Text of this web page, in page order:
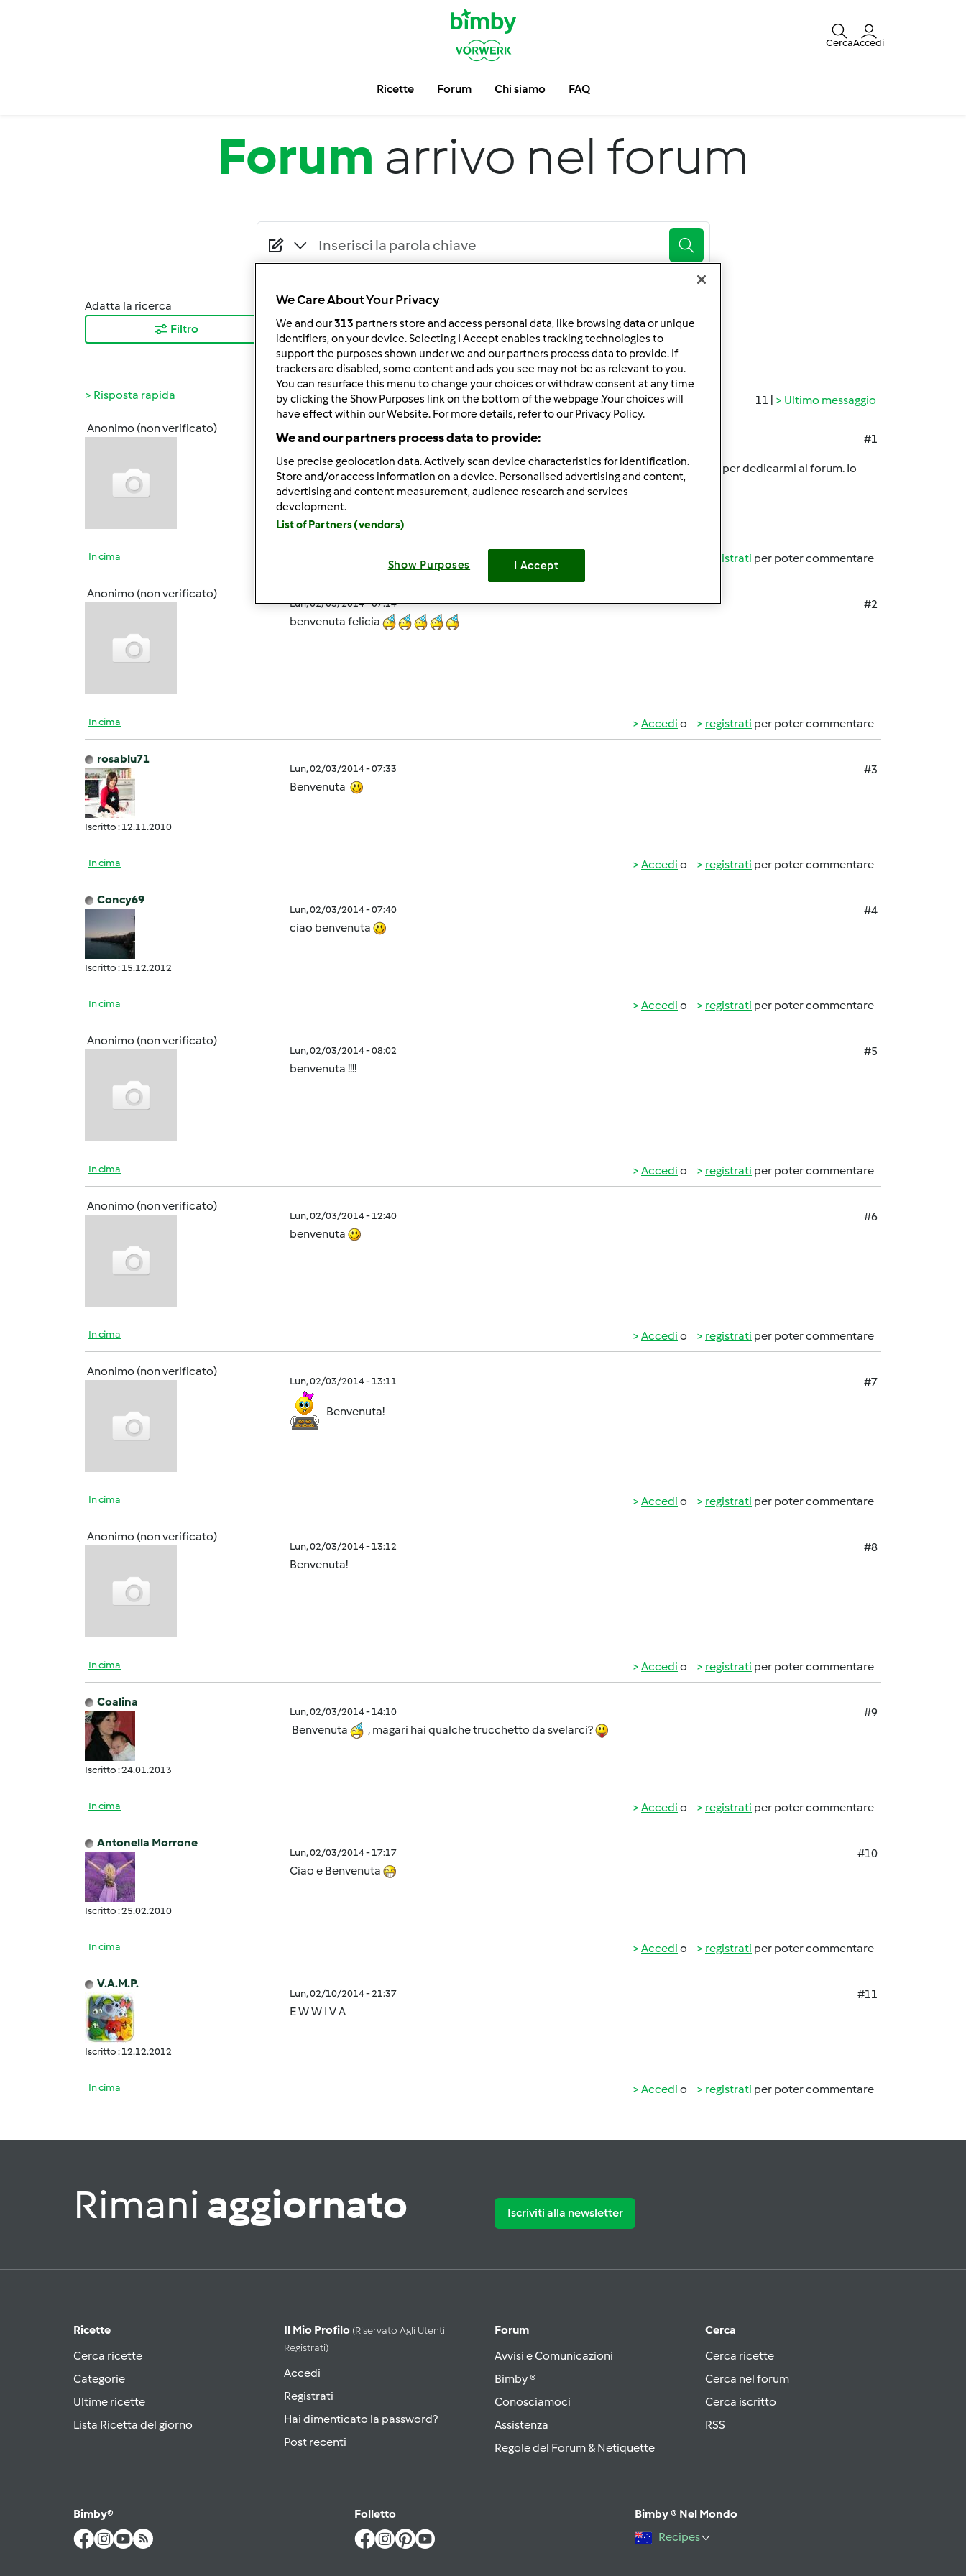
CercaAccedi
Ricette Forum Chi siamo FAQ
Forum arrivo nel forum
Adatta la ricerca
Filtro
Ordina per:
I risultati più recenti
10
11 | Ultimo messaggio
Risposta rapida
Anonimo (non verificato)
Dom, 02/02/2014 - 21:34 #1
salve ragazzi! È da tanto che SN inscritta ma non ho avuto mai un po di tempo per dedicarmi al forum. Io
oltre ad avere il bimby SN anche un incaricata alla vendita. Viva il bimby
In cima registrati per poter commentare
Anonimo (non verificato)
Lun, 02/03/2014 - 07:14
#2
benvenuta felicia
In cima Accedi o registrati per poter commentare
rosablu71
Iscritto : 12.11.2010
Lun, 02/03/2014 - 07:33
#3
Benvenuta
In cima Accedi o registrati per poter commentare
Concy69
Iscritto : 15.12.2012
Lun, 02/03/2014 - 07:40
#4
ciao benvenuta
In cima Accedi o registrati per poter commentare
Anonimo (non verificato)
Lun, 02/03/2014 - 08:02
#5
benvenuta !!!!
In cima Accedi o registrati per poter commentare
Anonimo (non verificato)
Lun, 02/03/2014 - 12:40
#6
benvenuta
In cima Accedi o registrati per poter commentare
Anonimo (non verificato)
Lun, 02/03/2014 - 13:11 #7
Benvenuta!
In cima Accedi o registrati per poter commentare
Anonimo (non verificato)
Lun, 02/03/2014 - 13:12
#8
Benvenuta!
In cima Accedi o registrati per poter commentare
Coalina
Iscritto : 24.01.2013
Lun, 02/03/2014 - 14:10
#9
Benvenuta
, magari hai qualche trucchetto da svelarci?
In cima Accedi o registrati per poter commentare
Antonella Morrone
Iscritto : 25.02.2010
Lun, 02/03/2014 - 17:17
#10
Ciao e Benvenuta
In cima Accedi o registrati per poter commentare
V.A.M.P.
Iscritto : 12.12.2012
Lun, 02/10/2014 - 21:37
#11
E W W I V A
In cima Accedi o registrati per poter commentare
Rimani aggiornato Iscriviti alla newsletter
Ricette
Cerca ricette
Categorie
Ultime ricette
Lista Ricetta del giorno
Il Mio Profilo (riservato Agli Utenti
Registrati)
Accedi
Registrati
Hai dimenticato la password?
Post recenti
Forum
Avvisi e Comunicazioni
Bimby ®
Conosciamoci
Assistenza
Regole del Forum & Netiquette
Cerca
Cerca ricette
Cerca nel forum
Cerca iscritto
RSS
Bimby® Folletto
Bimby ® Nel Mondo
Recipes
We Care About Your Privacy
We and our313 partners store and access personal data, like browsing data or unique
identifiers, on your device. Selecting I Accept enables tracking technologies to
support the purposes shown under we and our partners process data to provide. If
trackers are disabled, some content and ads you see may not be as relevant to you.
You can resurface this menu to change your choices or withdraw consent at any time
by clicking the Show Purposes link on the bottom of the webpage .Your choices will
have effect within our Website. For more details, refer to our Privacy Policy.
We and our partners process data to provide:
Use precise geolocation data. Actively scan device characteristics for identification.
Store and/or access information on a device. Personalised advertising and content,
advertising and content measurement, audience research and services
development.
List of Partners (vendors)
Show Purposes I Accept